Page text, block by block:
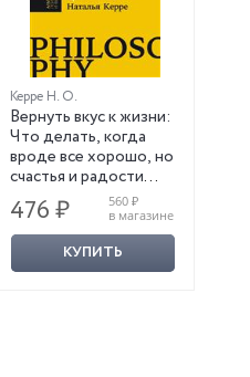
Керре Н. О.
Вернуть вкус к жизни:
Что делать, когда
вроде все хорошо, но
счастья и радости
мало
476 ₽
560 ₽
в магазине
КУПИТЬ